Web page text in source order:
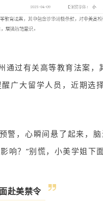
通过有关高等教育法案
广大留学人员，近期选
警，心瞬间悬了起来，
响？”别慌，小美学姐下
赴美禁令